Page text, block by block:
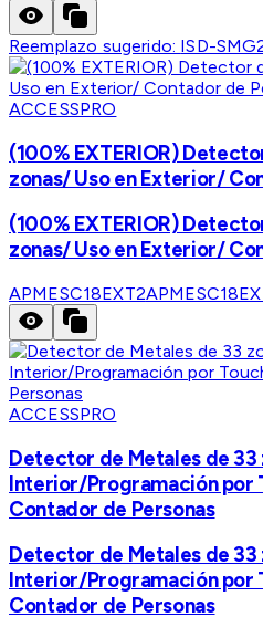
Reemplazo sugerido: ISD-
ACCESSPRO
(100% EXTERIOR)
zonas/ Uso en Exterior/
(100% EXTERIOR)
zonas/ Uso en Exterior/
APMESC18EXT2
ACCESSPRO
Detector de Metales de 33
Interior/Programación por
Contador de Personas
Detector de Metales de 33
Interior/Programación por
Contador de Personas